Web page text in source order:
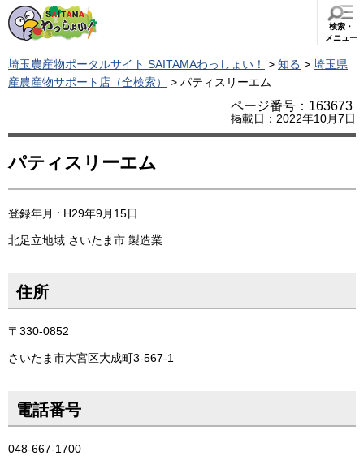
検索・
メニュー
埼玉農産物ポータルサイト SAITAMAわっしょい！ > 知る > 埼玉県
産農産物サポート店（全検索）
> パティスリーエム
ページ番号：163673
掲載日：2022年10月7日
パティスリーエム
登録年月 : H29年9月15日
北足立地域 さいたま市 製造業
住所
〒330-0852
さいたま市大宮区大成町3-567-1
電話番号
048-667-1700